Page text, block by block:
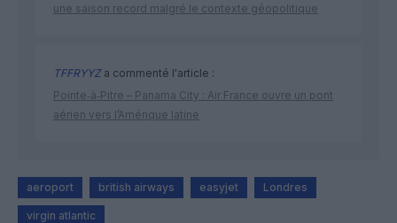
une saison record malgré le contexte géopolitique
TFFRYYZa commenté l'article :
Pointe‑à‑Pitre – Panama City : Air France ouvre un pont
aérien vers l’Amérique latine
aeroport british airways easyjet Londres
virgin atlantic